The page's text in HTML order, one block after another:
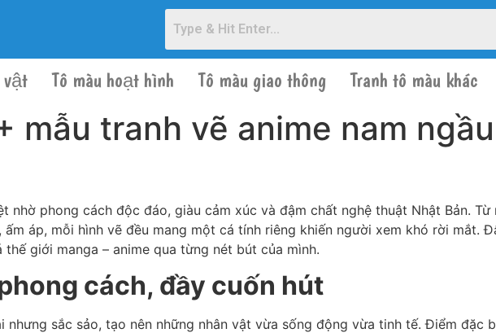
vật Tô màu hoạt hình Tô màu giao thông Tranh tô màu khác
mẫu tranh vẽ anime nam
nhờ phong cách độc đáo, giàu cảm xúc và đậm chất nghệ thuật Nhật Bản. Từ
áp, mỗi hình vẽ đều mang một cá tính riêng khiến người xem khó rời mắt.
giới manga – anime qua từng nét bút của mình.
cách, đầy cuốn hút
nhưng sắc sảo, tạo nên những nhân vật vừa sống động vừa tinh tế. Điểm đặc